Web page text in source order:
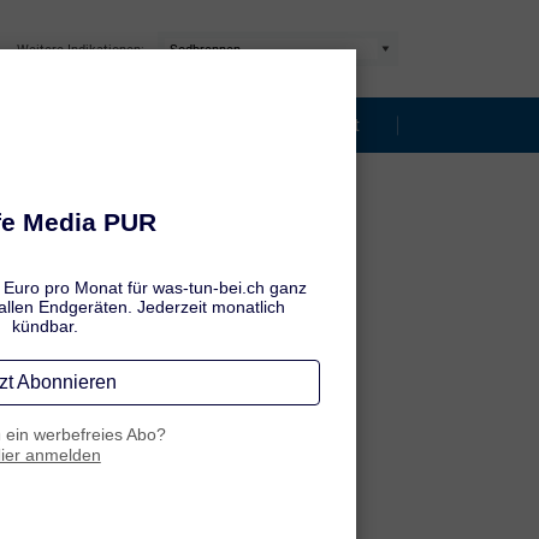
Weitere Indikationen:
Risiko Selbsttest